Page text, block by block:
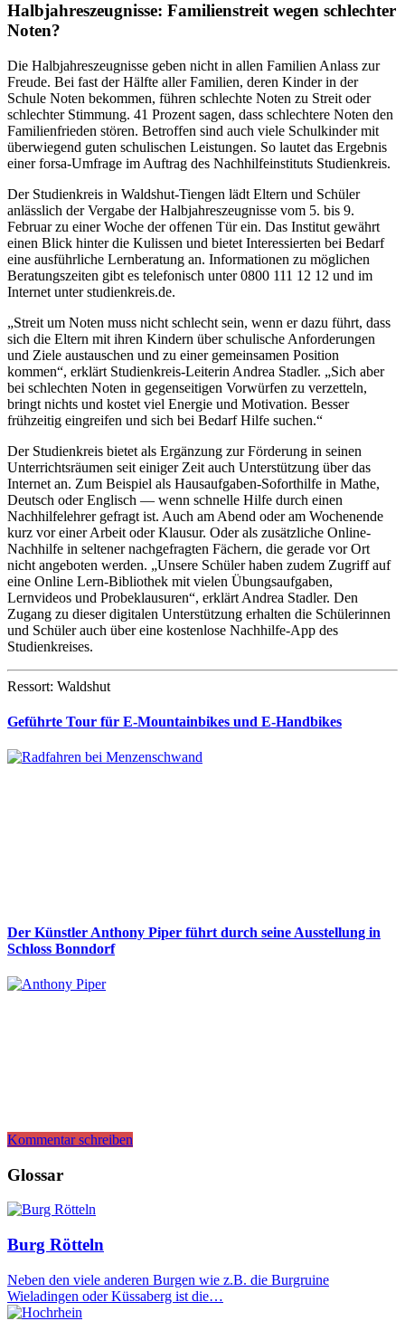
Halbjahreszeugnisse: Familienstreit wegen schlechter
Noten?
Die Halbjahreszeugnisse geben nicht in allen Familien Anlass zur
Freude. Bei fast der Hälfte aller Familien, deren Kinder in der
Schule Noten bekommen, führen schlechte Noten zu Streit oder
schlechter Stimmung. 41 Prozent sagen, dass schlechtere Noten den
Familienfrieden stören. Betroffen sind auch viele Schulkinder mit
überwiegend guten schulischen Leistungen. So lautet das Ergebnis
einer forsa-Umfrage im Auftrag des Nachhilfeinstituts Studienkreis.
Der Studienkreis in Waldshut-Tiengen lädt Eltern und Schüler
anlässlich der Vergabe der Halbjahreszeugnisse vom 5. bis 9.
Februar zu einer Woche der offenen Tür ein. Das Institut gewährt
einen Blick hinter die Kulissen und bietet Interessierten bei Bedarf
eine ausführliche Lernberatung an. Informationen zu möglichen
Beratungszeiten gibt es telefonisch unter 0800 111 12 12 und im
Internet unter studienkreis.de.
„Streit um Noten muss nicht schlecht sein, wenn er dazu führt, dass
sich die Eltern mit ihren Kindern über schulische Anforderungen
und Ziele austauschen und zu einer gemeinsamen Position
kommen“, erklärt Studienkreis-Leiterin Andrea Stadler. „Sich aber
bei schlechten Noten in gegenseitigen Vorwürfen zu verzetteln,
bringt nichts und kostet viel Energie und Motivation. Besser
frühzeitig eingreifen und sich bei Bedarf Hilfe suchen.“
Der Studienkreis bietet als Ergänzung zur Förderung in seinen
Unterrichtsräumen seit einiger Zeit auch Unterstützung über das
Internet an. Zum Beispiel als Hausaufgaben-Soforthilfe in Mathe,
Deutsch oder Englisch — wenn schnelle Hilfe durch einen
Nachhilfelehrer gefragt ist. Auch am Abend oder am Wochenende
kurz vor einer Arbeit oder Klausur. Oder als zusätzliche Online-
Nachhilfe in seltener nachgefragten Fächern, die gerade vor Ort
nicht angeboten werden. „Unsere Schüler haben zudem Zugriff auf
eine Online Lern-Bibliothek mit vielen Übungsaufgaben,
Lernvideos und Probeklausuren“, erklärt Andrea Stadler. Den
Zugang zu dieser digitalen Unterstützung erhalten die Schülerinnen
und Schüler auch über eine kostenlose Nachhilfe-App des
Studienkreises.
Ressort: Waldshut
Geführte Tour für E-Mountainbikes und E-Handbikes
Der Künstler Anthony Piper führt durch seine Ausstellung in
Schloss Bonndorf
Kommentar schreiben
Glossar
Burg Rötteln
Neben den viele anderen Burgen wie z.B. die Burgruine
Wieladingen oder Küssaberg ist die…